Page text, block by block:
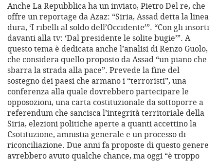
Anche La Repubblica ha un inviato, Pietro Del re, che
offre un reportage da Azaz: “Siria, Assad detta la linea
dura, ‘I ribelli al soldo dell’Occidente’”. “Con gli insorti
davanti alla tv: ‘Dal presidente le solite bugie’”. A
questo tema è dedicata anche l’analisi di Renzo Guolo,
che considera quello proposto da Assad “un piano che
sbarra la strada alla pace”. Prevede la fine del
sostegno dei paesi che armano i “terroristi”, una
conferenza alla quale dovrebbero partecipare le
opposozioni, una carta costituzionale da sottoporre a
referendum che sancisca l’integrità territoriale della
Siria, elezioni politiche aperte a quanti accettino la
Csotituzione, amnistia generale e un processo di
riconciliazione. Due anni fa proposte di questo genere
avrebbero avuto qualche chance, ma oggi “è troppo